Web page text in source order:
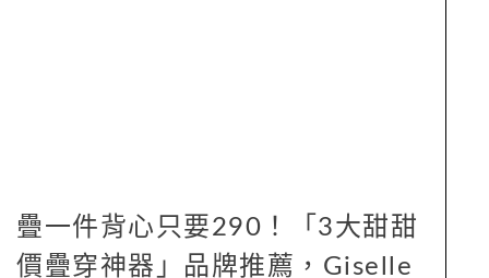
疊一件背心只要290！「3大甜甜
價疊穿神器」品牌推薦，Giselle